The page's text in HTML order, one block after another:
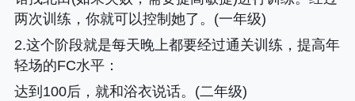
两次训练，你就可以控制她了。(一年级)
2.这个阶段就是每天晚上都要经过通关训练，提高年
轻场的FC水平：
达到100后，就和浴衣说话。(二年级)